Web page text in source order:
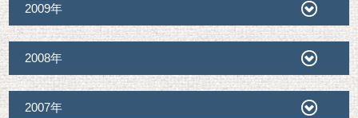
2009年
2008年
2007年